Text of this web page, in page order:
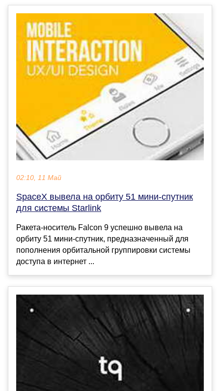
02:10, 11 Май
SpaceX вывела на орбиту 51 мини-спутник
для системы Starlink
Ракета-носитель Falcon 9 успешно вывела на
орбиту 51 мини-спутник, предназначенный для
пополнения орбитальной группировки системы
доступа в интернет ...